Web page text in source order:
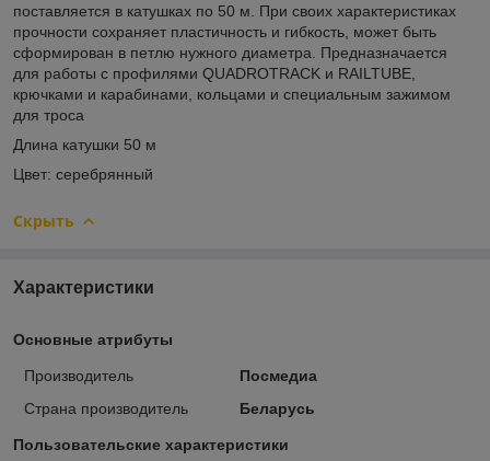
поставляется в катушках по 50 м. При своих характеристиках
прочности сохраняет пластичность и гибкость, может быть
сформирован в петлю нужного диаметра. Предназначается
для работы с профилями QUADROTRACK и RAILTUBE,
крючками и карабинами, кольцами и специальным зажимом
для троса
Длина катушки 50 м
Цвет: серебрянный
Скрыть
Характеристики
Основные атрибуты
Производитель
Посмедиа
Страна производитель
Беларусь
Пользовательские характеристики